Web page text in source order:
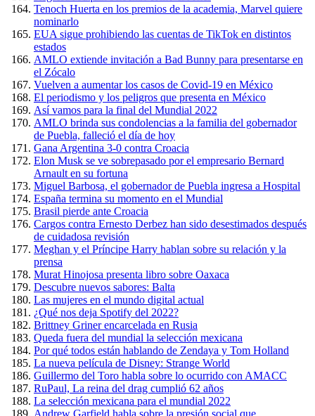
Tenoch Huerta en los premios de la academia, Marvel quiere
nominarlo
EUA sigue prohibiendo las cuentas de TikTok en distintos
estados
AMLO extiende invitación a Bad Bunny para presentarse en
el Zócalo
Vuelven a aumentar los casos de Covid-19 en México
El periodismo y los peligros que presenta en México
Así vamos para la final del Mundial 2022
AMLO brinda sus condolencias a la familia del gobernador
de Puebla, falleció el día de hoy
Gana Argentina 3-0 contra Croacia
Elon Musk se ve sobrepasado por el empresario Bernard
Arnault en su fortuna
Miguel Barbosa, el gobernador de Puebla ingresa a Hospital
España termina su momento en el Mundial
Brasil pierde ante Croacia
Cargos contra Ernesto Derbez han sido desestimados después
de cuidadosa revisión
Meghan y el Príncipe Harry hablan sobre su relación y la
prensa
Murat Hinojosa presenta libro sobre Oaxaca
Descubre nuevos sabores: Balta
Las mujeres en el mundo digital actual
¿Qué nos deja Spotify del 2022?
Brittney Griner encarcelada en Rusia
Queda fuera del mundial la selección mexicana
Por qué todos están hablando de Zendaya y Tom Holland
La nueva película de Disney: Strange World
Guillermo del Toro habla sobre lo ocurrido con AMACC
RuPaul, La reina del drag cumplió 62 años
La selección mexicana para el mundial 2022
Andrew Garfield habla sobre la presión social que